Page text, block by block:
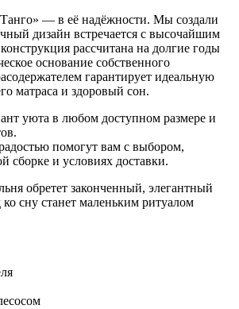
— в её надёжности. Мы создали
дизайн встречается с высочайшим
рассчитана на долгие годы
основание собственного
гарантирует идеальную
матраса и здоровый сон.
уюта в любом доступном размере и
помогут вам с выбором,
сборке и условиях доставки.
обретет законченный, элегантный
сну станет маленьким ритуалом